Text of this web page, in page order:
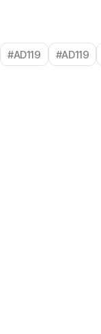
#AD119 #AD119